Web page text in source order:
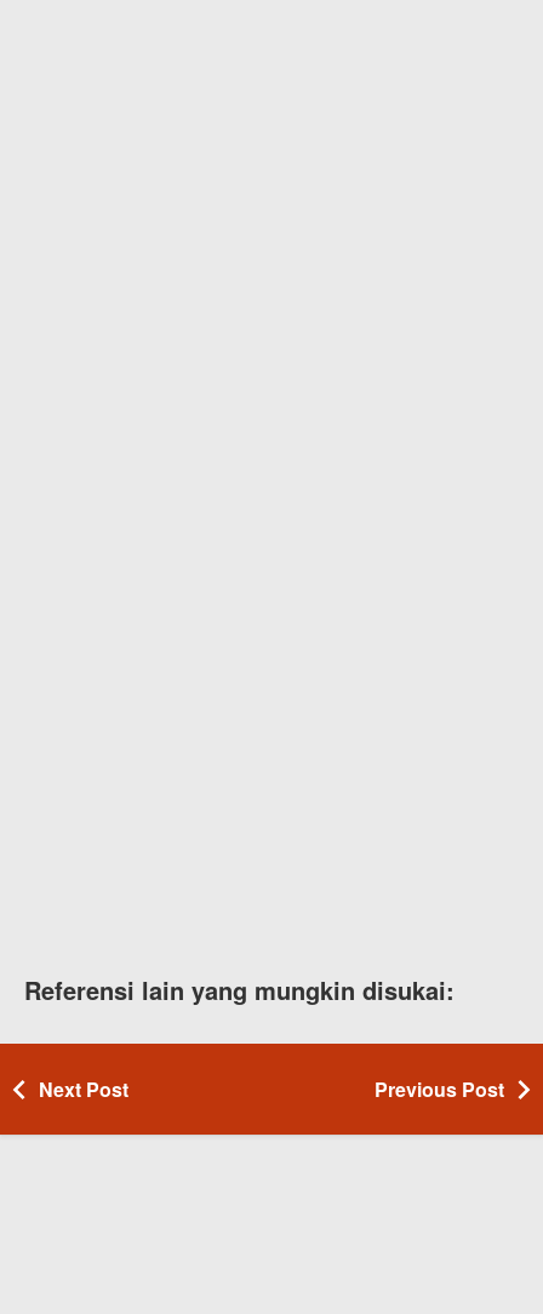
Referensi lain yang mungkin disukai:
Next Post Previous Post